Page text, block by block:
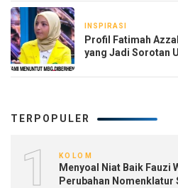
INSPIRASI
Profil Fatimah
yang Jadi Sorotan
TERPOPULER
1 KOLOM
Menyoal Niat Baik Fauzi
Perubahan Nomenklatur